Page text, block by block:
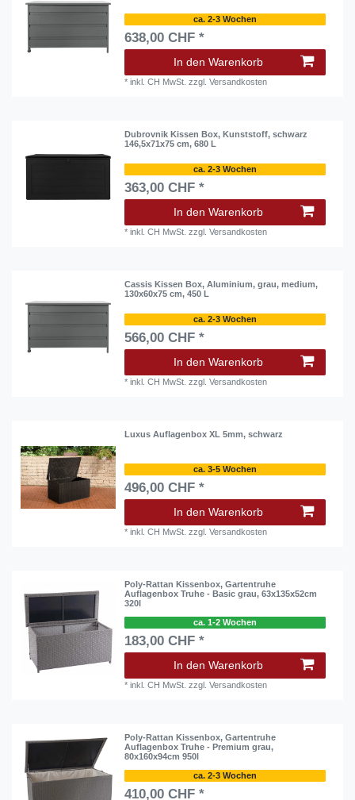
ca. 2-3 Wochen
638,00 CHF *
In den Warenkorb
*inkl. CH MwSt. zzgl.Versandkosten
Dubrovnik Kissen Box, Kunststoff, schwarz
146,5x71x75 cm, 680 L
ca. 2-3 Wochen
363,00 CHF *
In den Warenkorb
*inkl. CH MwSt. zzgl.Versandkosten
Cassis Kissen Box, Aluminium, grau, medium,
130x60x75 cm, 450 L
ca. 2-3 Wochen
566,00 CHF *
In den Warenkorb
*inkl. CH MwSt. zzgl.Versandkosten
Luxus Auflagenbox XL 5mm, schwarz
ca. 3-5 Wochen
496,00 CHF *
In den Warenkorb
*inkl. CH MwSt. zzgl.Versandkosten
Poly-Rattan Kissenbox, Gartentruhe
Auflagenbox Truhe - Basic grau, 63x135x52cm
320l
ca. 1-2 Wochen
183,00 CHF *
In den Warenkorb
*inkl. CH MwSt. zzgl.Versandkosten
Poly-Rattan Kissenbox, Gartentruhe
Auflagenbox Truhe - Premium grau,
80x160x94cm 950l
ca. 2-3 Wochen
410,00 CHF *